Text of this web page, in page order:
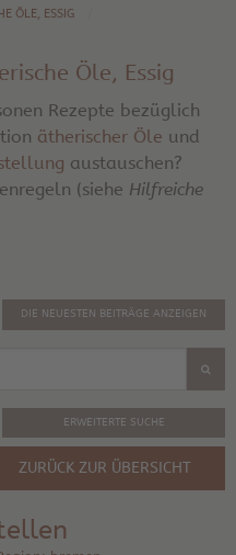
ÖLE, ESSIG
Öle, Essig
Rezepte bezüglich
ätherischer Öle und
austauschen?
(siehe Hilfreiche
DIE NEUESTEN BEITRÄGE ANZEIGEN
ERWEITERTE SUCHE
ZURÜCK ZUR ÜBERSICHT